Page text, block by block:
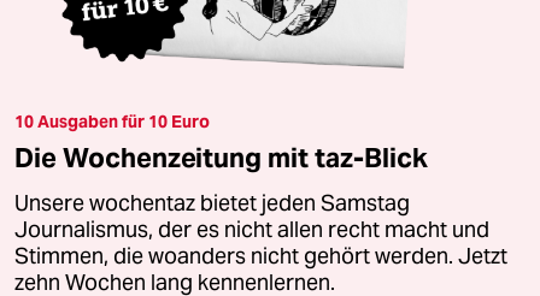
10 Ausgaben für 10 Euro
Die Wochenzeitung mit taz-Blick
Unsere wochentaz bietet jeden Samstag
Journalismus, der es nicht allen recht macht und
Stimmen, die woanders nicht gehört werden. Jetzt
zehn Wochen lang kennenlernen.